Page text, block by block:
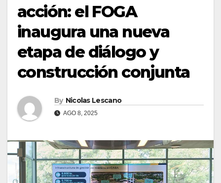
acción: el FOGA
inaugura una nueva
etapa de diálogo y
construcción conjunta
By Nicolas Lescano
AGO 8, 2025